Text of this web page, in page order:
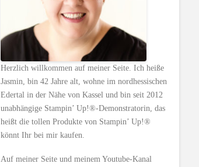
Herzlich willkommen auf meiner Seite. Ich heiße
Jasmin, bin 42 Jahre alt, wohne im nordhessischen
Edertal in der Nähe von Kassel und bin seit 2012
unabhängige Stampin’ Up!®-Demonstratorin, das
heißt die tollen Produkte von Stampin’ Up!®
könnt Ihr bei mir kaufen.
Auf meiner Seite und meinem Youtube-Kanal